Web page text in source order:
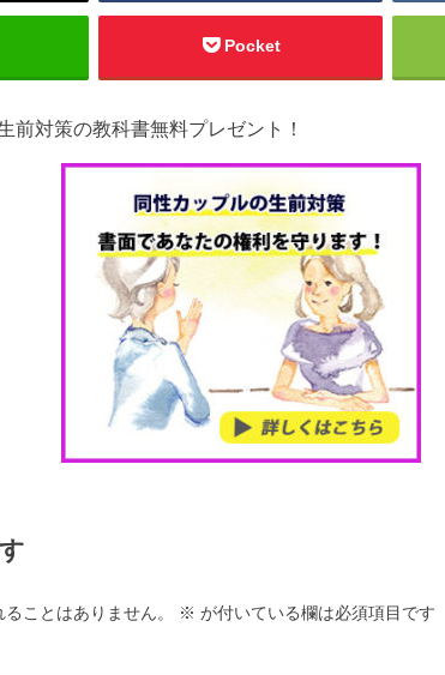
Pocket
前対策の教科書無料プレゼント！
ことはありません。 ※ が付いている欄は必須項目です